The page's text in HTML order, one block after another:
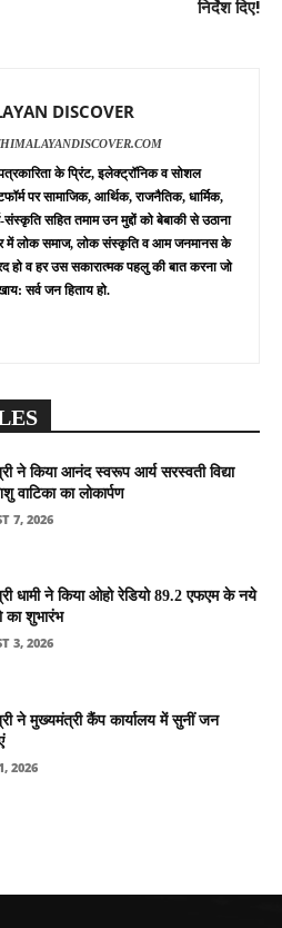
निर्देश दिए!
DISCOVER
के प्रिंट, इलेक्ट्रॉनिक व सोशल
पर सामाजिक, आर्थिक, राजनैतिक, धार्मिक,
संस्कृति सहित तमाम उन मुद्दों को बेबाकी से उठाना
में लोक समाज, लोक संस्कृति व आम जनमानस के
हो व हर उस सकारात्मक पहलु की बात करना जो
सर्व जन हिताय हो.
ने किया आनंद स्वरूप आर्य सरस्वती विद्या
वाटिका का लोकार्पण
7, 2026
धामी ने किया ओहो रेडियो 89.2 एफएम के नये
का शुभारंभ
3, 2026
ने मुख्यमंत्री कैंप कार्यालय में सुनीं जन
2026